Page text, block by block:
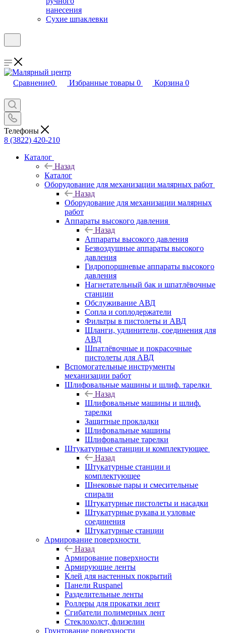
нанесения
Сухие шпаклевки
Сравнение0 Избранные товары 0 Корзина 0
Телефоны
8 (3822) 420-210
Каталог
Назад
Каталог
Оборудование для механизации малярных работ
Назад
Оборудование для механизации малярных
работ
Аппараты высокого давления
Назад
Аппараты высокого давления
Безвоздушные аппараты высокого
давления
Гидропоршневые аппараты высокого
давления
Нагнетательный бак и шпатлёвочные
станции
Обслуживание АВД
Сопла и соплодержатели
Фильтры в пистолеты и АВД
Шланги, удлинители, соединения для
АВД
Шпатлёвочные и покрасочные
пистолеты для АВД
Вспомогательные инструменты
механизации работ
Шлифовальные машины и шлиф. тарелки
Назад
Шлифовальные машины и шлиф.
тарелки
Защитные прокладки
Шлифовальные машины
Шлифовальные тарелки
Штукатурные станции и комплектующее
Назад
Штукатурные станции и
комплектующее
Шнековые пары и смесительные
спирали
Штукатурные пистолеты и насадки
Штукатурные рукава и узловые
соединения
Штукатурные станции
Армирование поверхности
Назад
Армирование поверхности
Армирующие ленты
Клей для настенных покрытий
Панели Ruspanel
Разделительные ленты
Роллеры для прокатки лент
Сгибатели полимерных лент
Стеклохолст, флизелин
Грунтование поверхности